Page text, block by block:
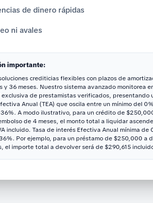
de dinero rápidas
ni avales
importante:
crediticias flexibles con plazos de
y 36 meses. Nuestro sistema avanzado monitorea
exclusiva de prestamistas verificados, presentando
Anual (TEA) que oscila entre un mínimo del
A modo ilustrativo, para un crédito de
de 4 meses, el monto total a liquidar
incluido. Tasa de interés Efectiva Anual mínima de
Por ejemplo, para un préstamo de $250,000 a
el importe total a devolver será de $290,615